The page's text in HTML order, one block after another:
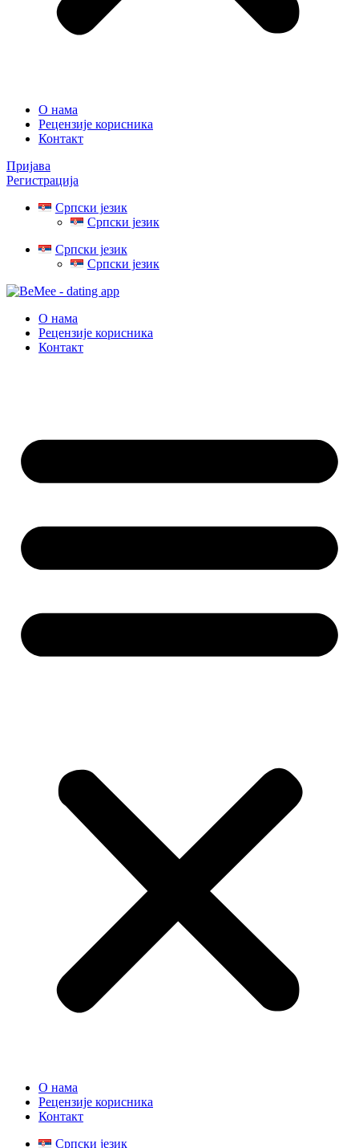
О нама
Рецензије корисника
Контакт
Пријава
Регистрација
Српски језик
Српски језик
Српски језик
Српски језик
О нама
Рецензије корисника
Контакт
О нама
Рецензије корисника
Контакт
Српски језик